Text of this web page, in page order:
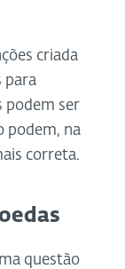
criada
para
podem ser
podem, na
correta.
questão